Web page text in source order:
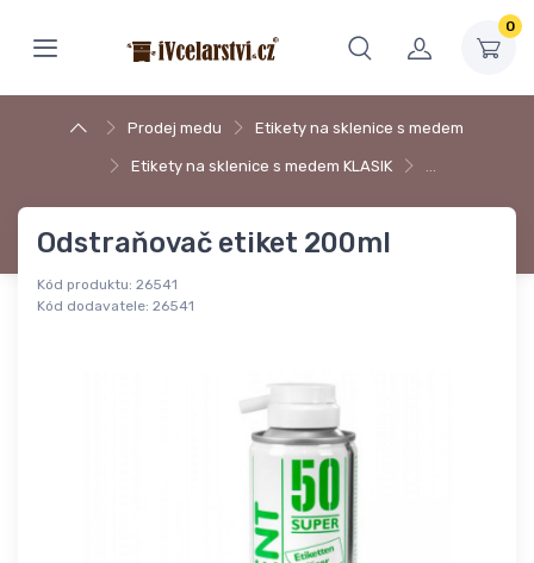
0
Prodej medu Etikety na sklenice s medem
Etikety na sklenice s medem KLASIK …
Odstraňovač etiket 200ml
Kód produktu: 26541
Kód dodavatele: 26541